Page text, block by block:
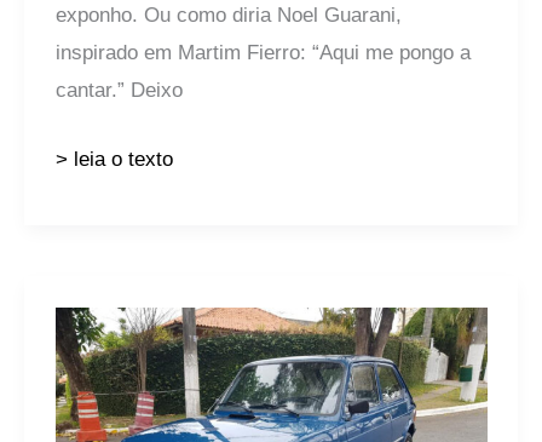
exponho. Ou como diria Noel Guarani,
inspirado em Martim Fierro: “Aqui me pongo a
cantar.” Deixo
> leia o texto
Meu
FIAT
147